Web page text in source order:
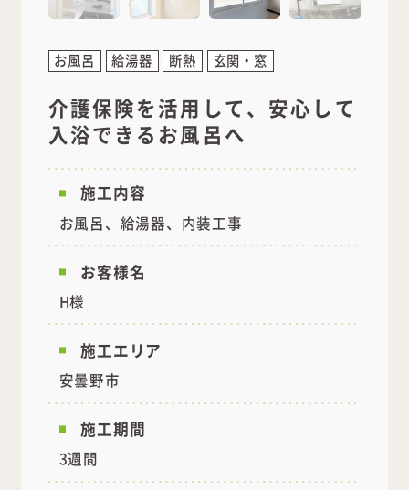
お風呂 給湯器 断熱 玄関・窓
介護保険を活用して、安心して
入浴できるお風呂へ
施工内容
お風呂、給湯器、内装工事
お客様名
H様
施工エリア
安曇野市
施工期間
3週間